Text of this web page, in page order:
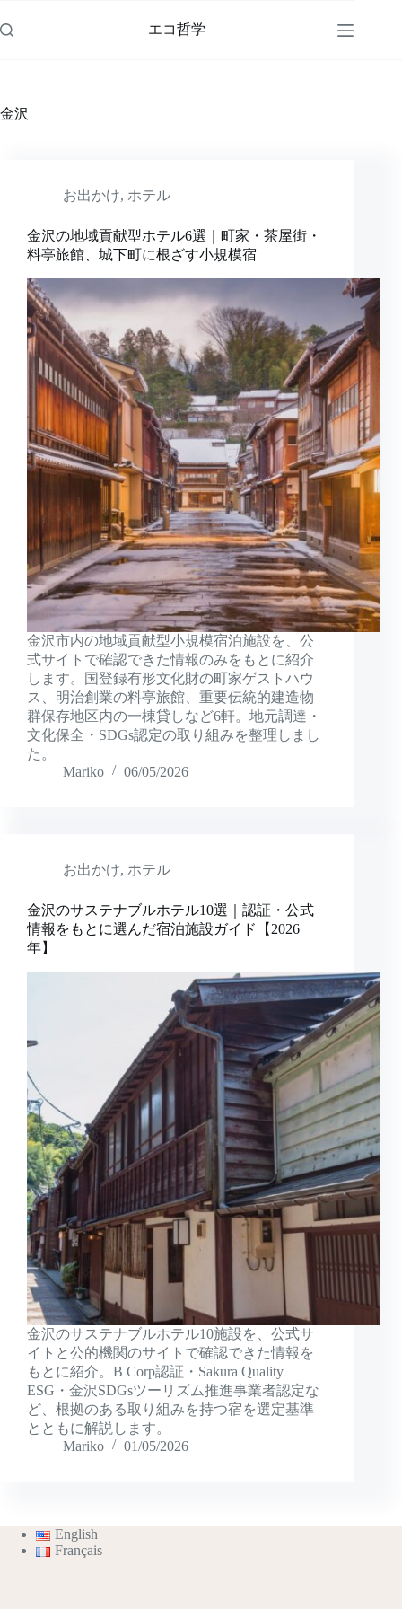
ン
ス
エコ哲学
金沢
お出かけ, ホテル
金沢の地域貢献型ホテル6選｜町家・茶屋街・
料亭旅館、城下町に根ざす小規模宿
金沢市内の地域貢献型小規模宿泊施設を、公
式サイトで確認できた情報のみをもとに紹介
します。国登録有形文化財の町家ゲストハウ
ス、明治創業の料亭旅館、重要伝統的建造物
群保存地区内の一棟貸しなど6軒。地元調達・
文化保全・SDGs認定の取り組みを整理しまし
た。
Mariko
06/05/2026
お出かけ, ホテル
金沢のサステナブルホテル10選｜認証・公式
情報をもとに選んだ宿泊施設ガイド【2026
年】
金沢のサステナブルホテル10施設を、公式サ
イトと公的機関のサイトで確認できた情報を
もとに紹介。B Corp認証・Sakura Quality
ESG・金沢SDGsツーリズム推進事業者認定な
ど、根拠のある取り組みを持つ宿を選定基準
とともに解説します。
Mariko
01/05/2026
English
Français